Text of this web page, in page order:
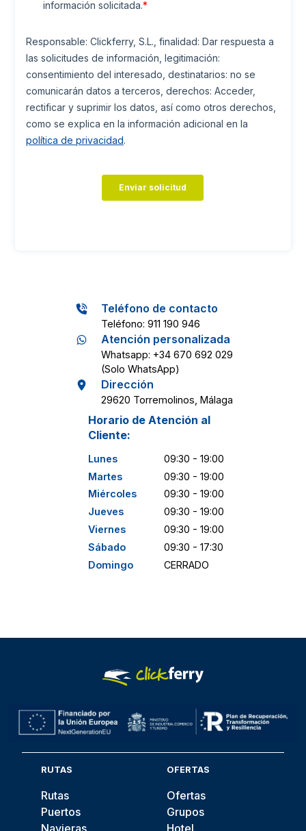
Horario de Atención al
Cliente:
Lunes
09:30 - 19:00
Martes
09:30 - 19:00
Miércoles
09:30 - 19:00
Jueves
09:30 - 19:00
Viernes
09:30 - 19:00
Sábado
09:30 - 17:30
Domingo
CERRADO
Teléfono de contacto
teléfono:911 190 946
Atención personalizada
Whatsapp: +34 670 692 029
(Solo WhatsApp)
Dirección
29620 Torremolinos, Málaga
RUTAS
Rutas
Puertos
OFERTAS
Ofertas
Grupos